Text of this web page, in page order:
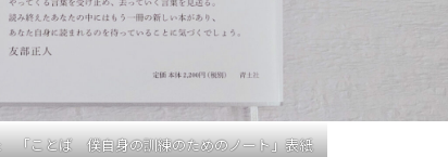
「ことば 僕自身の訓練のためのノート」表紙